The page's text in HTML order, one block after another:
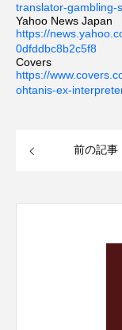
translator-gambling-
Yahoo News Japan
https://
0dfddbc8b2c5f8
Covers
https://
ohtanis-ex-
前の記事